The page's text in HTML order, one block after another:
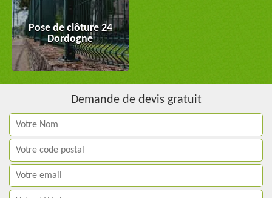
Pose de clôture 24
Dordogne
Demande de devis gratuit